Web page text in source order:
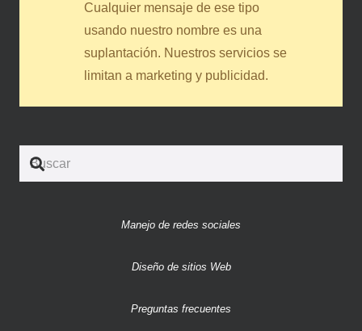
Cualquier mensaje de ese tipo
usando nuestro nombre es una
suplantación. Nuestros servicios se
limitan a marketing y publicidad.
Manejo de redes sociales
Diseño de sitios Web
Preguntas frecuentes